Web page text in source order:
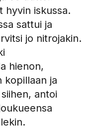
hyvin iskussa.
sattui ja
jo nitrojakin.
hienon,
kopillaan ja
antoi